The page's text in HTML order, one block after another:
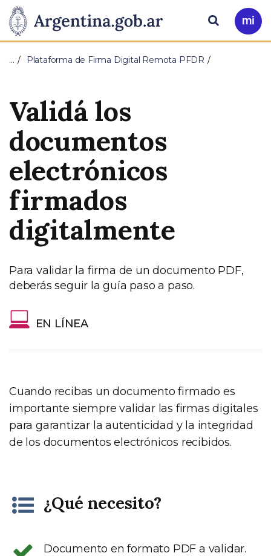
Presidencia
de
Nación
Pasar al contenido principal
Ir
a
Buscar
… Plataforma de Firma Digital Remota PFDR
Validá los
documentos
electrónicos
firmados
digitalmente
Para validar la firma de un documento PDF,
deberás seguir la guía paso a paso.
EN LÍNEA
Cuando recibas un documento firmado es
importante siempre validar las firmas digitales
para garantizar la autenticidad y la integridad
de los documentos electrónicos recibidos.
¿Qué necesito?
Documento en formato PDF a validar.